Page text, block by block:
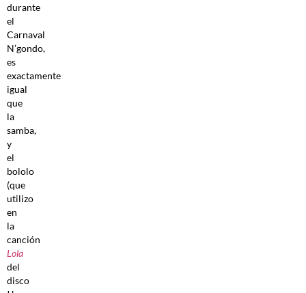
durante
el
Carnaval
N’gondo,
es
exactamente
igual
que
la
samba,
y
el
bololo
(que
utilizo
en
la
canción
Lola
del
disco